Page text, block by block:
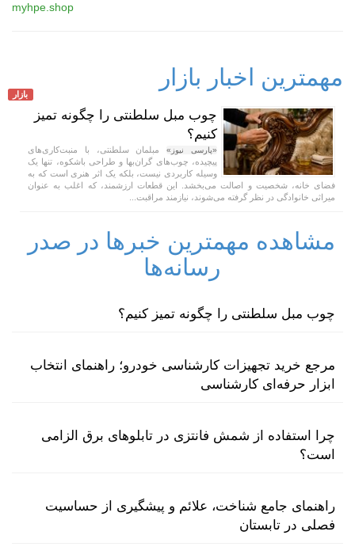
myhpe.shop
مهمترین اخبار بازار
بازار
چوب مبل سلطنتی را چگونه تمیز
کنیم؟
«پارسی نیوز»مبلمان سلطنتی، با منبت‌کاری‌های
پیچیده، چوب‌های گران‌بها و طراحی باشکوه، تنها یک
وسیله کاربردی نیست، بلکه یک اثر هنری است که به
فضای خانه، شخصیت و اصالت می‌بخشد. این قطعات ارزشمند، که اغلب به عنوان
میراثی خانوادگی در نظر گرفته می‌شوند، نیازمند مراقبت...
مشاهده مهمترین خبرها در صدر
رسانه‌ها
چوب مبل سلطنتی را چگونه تمیز کنیم؟
مرجع خرید تجهیزات کارشناسی خودرو؛ راهنمای انتخاب
ابزار حرفه‌ای کارشناسی
چرا استفاده از شمش فانتزی در تابلوهای برق الزامی
است؟
راهنمای جامع شناخت، علائم و پیشگیری از حساسیت
فصلی در تابستان